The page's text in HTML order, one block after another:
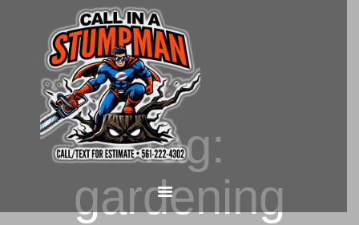
Tag:
gardening
HOME
CALL OR TEXT US
NOW! (561) 222-4302